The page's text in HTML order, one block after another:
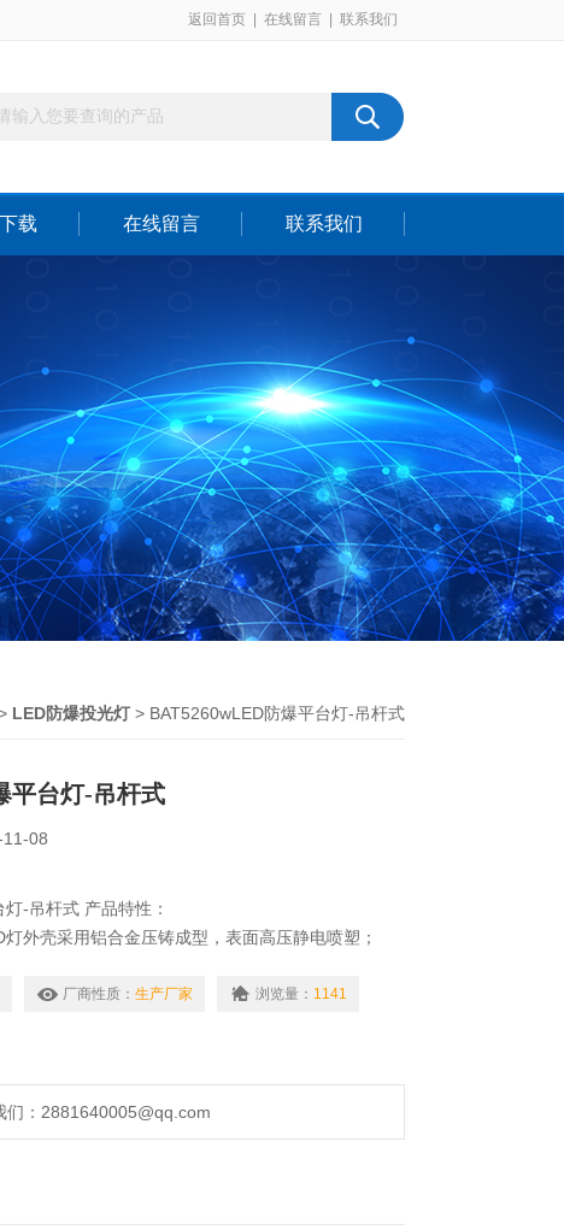
返回首页 在线留言 联系我们
载 在线留言 联系我们
LED防爆投光灯 > BAT5260wLED防爆平台灯-吊杆式
平台灯-吊杆式
08
-吊杆式 产品特性：
外壳采用铝合金压铸成型，表面高压静电喷塑；
高防腐性能的不锈钢；
厂商性质： 生产厂家 浏览量： 1141
们：2881640005@qq.com